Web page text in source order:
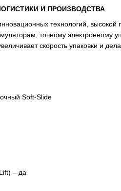
И ПРОИЗВОДСТВА
технологий, высокой
точному электронному
скорость упаковки и
Soft-Slide
– да